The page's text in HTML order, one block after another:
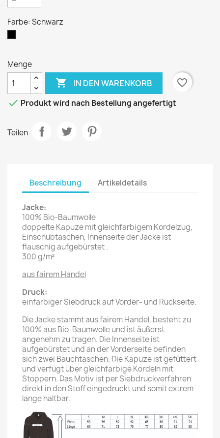
Farbe: Schwarz
Menge
 IN DEN WARENKORB
favorite_border
 Produkt wird nach Bestellung angefertigt
Teilen
Beschreibung Artikeldetails
Jacke:
100% Bio-Baumwolle
doppelte Kapuze mit gleichfarbigem Kordelzug,
Einschubtaschen, Innenseite der Jacke ist
flauschig aufgebürstet.
300 g/m²
aus fairem Handel
Druck:
einfarbiger Siebdruck auf Vorder- und Rückseite.
Die Jacke stammt aus fairem Handel, besteht zu
100% aus Bio-Baumwolle und ist äußerst
angenehm zu tragen. Die Innenseite ist
aufgebürstet und an der Vorderseite befinden
sich zwei Bauchtaschen. Die Kapuze ist gefüttert
und verfügt über gleichfarbige Kordeln mit
Stoppern. Das Motiv ist per Siebdruckverfahren
direkt in den Stoff eingedruckt und somit extrem
lange haltbar.